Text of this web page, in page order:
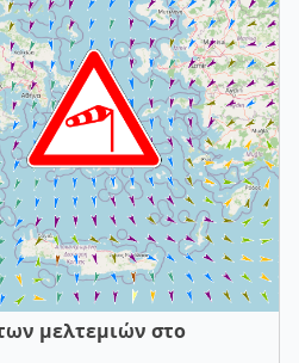
μελτεμιών στο